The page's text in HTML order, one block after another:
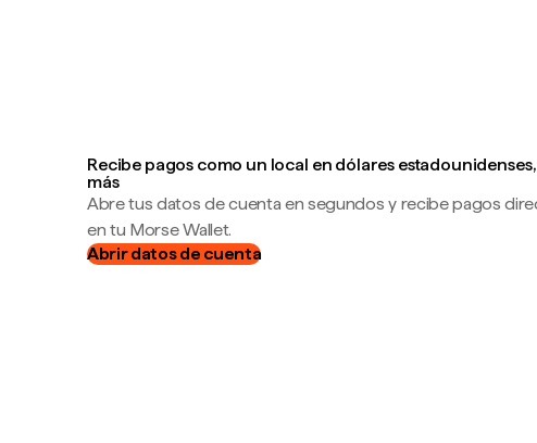
Recibe pagos como un local en dólares
más
Abre tus datos de cuenta en segundos y recibe pagos
en tu Morse Wallet.
Abrir datos de cuenta